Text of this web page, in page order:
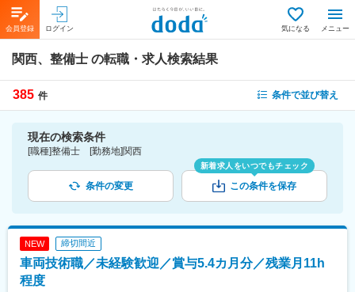
会員登録 ログイン 気になる メニュー
関西、整備士 の転職・求人検索結果
385 件 条件で並び替え
現在の検索条件
[職種]整備士 [勤務地]関西
条件の変更
新着求人をいつでもチェック
この条件を保存
NEW 締切間近
車両技術職／未経験歓迎／賞与5.4カ月分／残業月11h
程度